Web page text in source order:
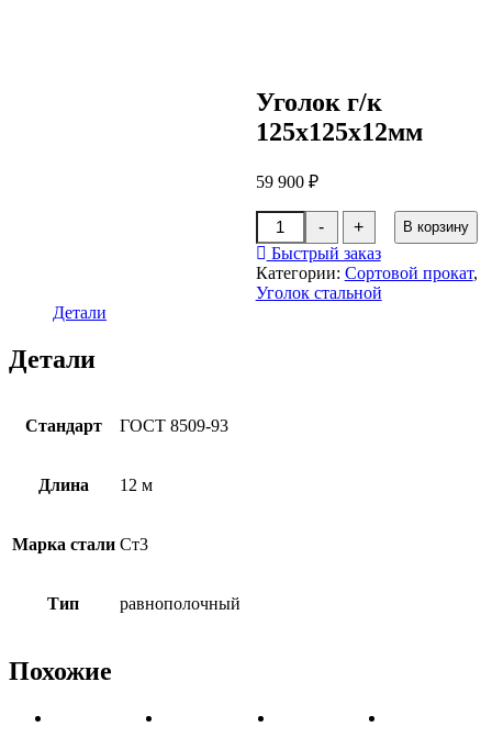
Уголок г/к
125x125x12мм
59 900 ₽
-
Количество
товара
Уголок
г/
к
125x125x12мм
+ В корзину
Быстрый заказ
Категории: Сортовой прокат,
Уголок стальной
Детали
Детали
Стандарт ГОСТ 8509-93
Длина 12 м
Марка стали Ст3
Тип равнополочный
Похожие